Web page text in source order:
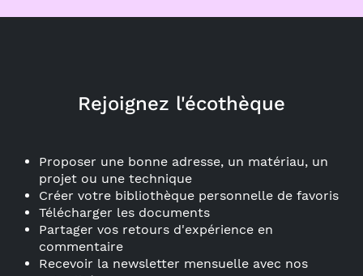
Rejoignez l'écothèque
Proposer une bonne adresse, un matériau, un
projet ou une technique
Créer votre bibliothèque personnelle de favoris
Télécharger les documents
Partager vos retours d'expérience en
commentaire
Recevoir la newsletter mensuelle avec nos